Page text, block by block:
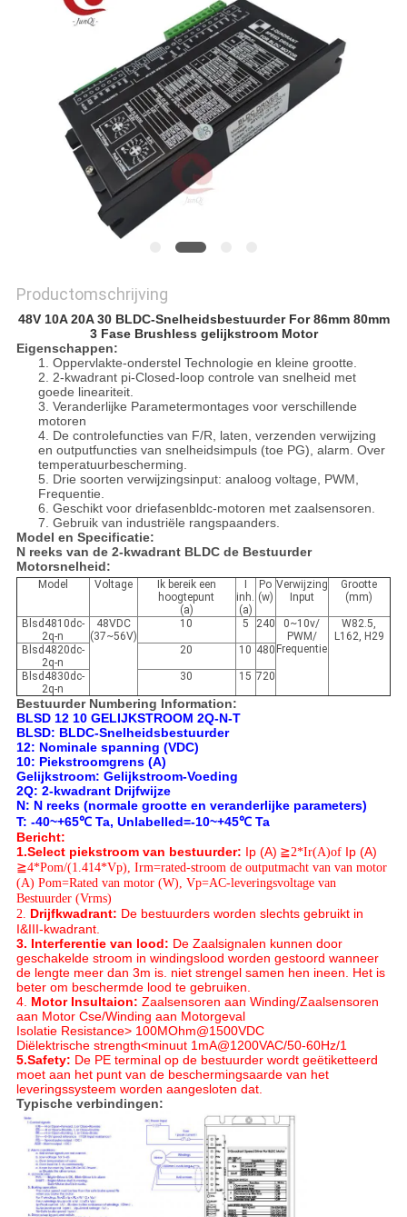
PRIVACYBELEID
Productomschrijving
48V 10A 20A 30 BLDC-Snelheidsbestuurder For 86mm 80mm
3 Fase Brushless gelijkstroom Motor
Eigenschappen:
1. Oppervlakte-onderstel Technologie en kleine grootte.
2. 2-kwadrant pi-Closed-loop controle van snelheid met
goede lineariteit.
3. Veranderlijke Parametermontages voor verschillende
motoren
4. De controlefuncties van F/R, laten, verzenden verwijzing
en outputfuncties van snelheidsimpuls (toe PG), alarm. Over
temperatuurbescherming.
5. Drie soorten verwijzingsinput: analoog voltage, PWM,
Frequentie.
6. Geschikt voor driefasenbldc-motoren met zaalsensoren.
7. Gebruik van industriële rangspaanders.
Model en Specificatie:
N reeks van de 2-kwadrant BLDC de Bestuurder
Motorsnelheid:
Model Voltage
Ik bereik een
hoogtepunt
(a)
inh.
(a)
Po
(w)
Verwijzing
Input
Grootte
(mm)
Blsd4810dc-
2q-n
48VDC
(37~56V)
10 5 240
0~10v/
PWM/
Frequentie
W82.5,
L162, H29
Blsd4820dc-
2q-n
20 10 480
Blsd4830dc-
2q-n
30 15 720
Bestuurder Numbering Information:
BLSD 12 10 GELIJKSTROOM 2Q-N-T
BLSD: BLDC-Snelheidsbestuurder
12: Nominale spanning (VDC)
10: Piekstroomgrens (A)
Gelijkstroom: Gelijkstroom-Voeding
2Q: 2-kwadrant Drijfwijze
N: N reeks (normale grootte en veranderlijke parameters)
T: -40~+65℃ Ta, Unlabelled=-10~+45℃ Ta
Bericht:
1.Select piekstroom van bestuurder: Ip (A) ≧2*Ir(A)of Ip (A)
≧4*Pom/(1.414*Vp), Irm=rated-stroom de outputmacht van van motor
(A) Pom=Rated van motor (W), Vp=AC-leveringsvoltage van
Bestuurder (Vrms)
2. Drijfkwadrant: De bestuurders worden slechts gebruikt in
I&III-kwadrant.
3. Interferentie van lood: De Zaalsignalen kunnen door
geschakelde stroom in windingslood worden gestoord wanneer
de lengte meer dan 3m is. niet strengel samen hen ineen. Het is
beter om beschermde lood te gebruiken.
4. Motor Insultaion: Zaalsensoren aan Winding/Zaalsensoren
aan Motor Cse/Winding aan Motorgeval
Isolatie Resistance> 100MOhm@1500VDC
Diëlektrische strength<minuut 1mA@1200VAC/50-60Hz/1
5.Safety: De PE terminal op de bestuurder wordt geëtiketteerd
moet aan het punt van de beschermingsaarde van het
leveringssysteem worden aangesloten dat.
Typische verbindingen: